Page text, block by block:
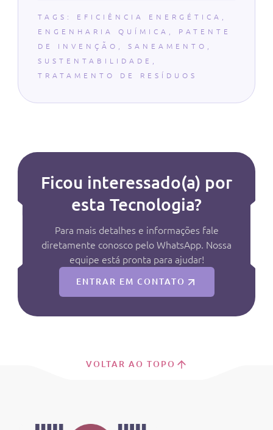
TAGS: EFICIÊNCIA ENERGÉTICA
ENGENHARIA QUÍMICA
PATENTE
DE INVENÇÃO
SANEAMENTO
SUSTENTABILIDADE
TRATAMENTO DE RESÍDUOS
Ficou interessado(a) por
esta Tecnologia?
Para mais detalhes e informações fale
diretamente conosco pelo WhatsApp. Nossa
equipe está pronta para ajudar!
ENTRAR EM CONTATO
VOLTAR AO TOPO